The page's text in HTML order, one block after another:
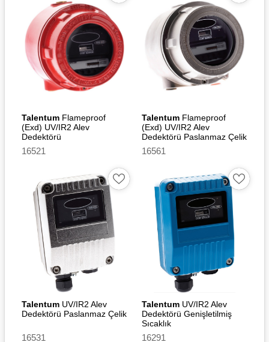
Talentum Flameproof
(Exd) UV/IR2 Alev
Dedektörü
16521
Talentum Flameproof
(Exd) UV/IR2 Alev
Dedektörü Paslanmaz Çelik
16561
Talentum UV/IR2 Alev
Dedektörü Paslanmaz Çelik
16531
Talentum UV/IR2 Alev
Dedektörü Genişletilmiş
Sıcaklık
16291